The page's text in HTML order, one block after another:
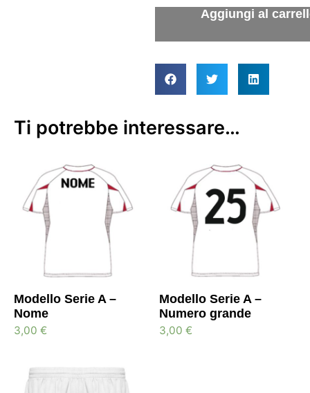
Ti potrebbe interessare…
Modello Serie A –
Nome
3,00 €
Modello Serie A –
Numero grande
3,00 €